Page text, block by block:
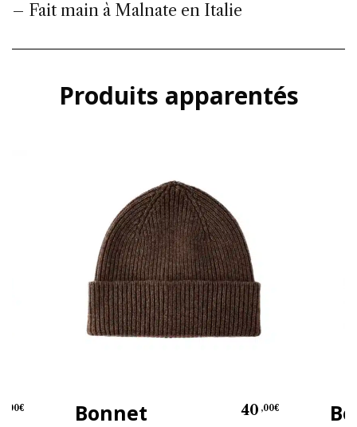
– Fait main à Malnate en Italie
Produits apparentés
Bonnet
40 ,00€
,00€